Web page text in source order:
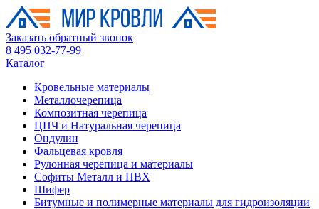
Заказать обратный звонок
8 495 032-77-99
Каталог
Кровельные материалы
Металлочерепица
Композитная черепица
ЦПЧ и Натуральная черепица
Ондулин
Фальцевая кровля
Рулонная черепица и материалы
Софиты Металл и ПВХ
Шифер
Битумные и полимерные материалы для гидроизоляции